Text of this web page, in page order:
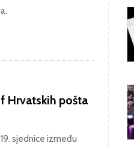
Hrvatskih pošta
sjednice između